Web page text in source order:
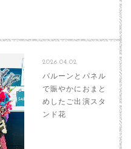
2026.04.02
バルーンとパネル
で賑やかにおまと
めしたご出演スタ
ンド花